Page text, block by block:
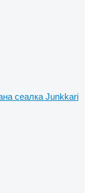
сеалка Junkkari